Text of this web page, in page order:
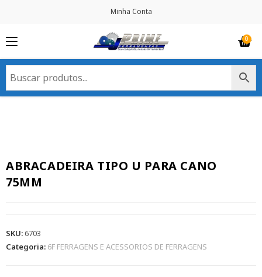
Minha Conta
ABRACADEIRA TIPO U PARA CANO
75MM
SKU:6703
Categoria: 6F FERRAGENS E ACESSORIOS DE FERRAGENS